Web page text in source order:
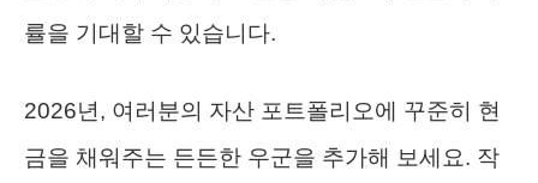
률을 기대할 수 있습니다.
2026년, 여러분의 자산 포트폴리오에 꾸준히 현
금을 채워주는 든든한 우군을 추가해 보세요. 작